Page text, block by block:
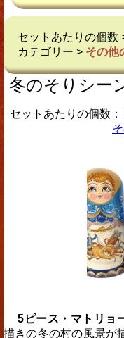
セットあたりの個数
カテゴリー > その他
冬のそりシー
セットあたりの個数：
5ピース・マトリョ
描きの冬の村の風景が